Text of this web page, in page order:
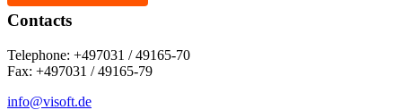
Contacts
Telephone: +497031 / 49165-70
Fax: +497031 / 49165-79
info@visoft.de